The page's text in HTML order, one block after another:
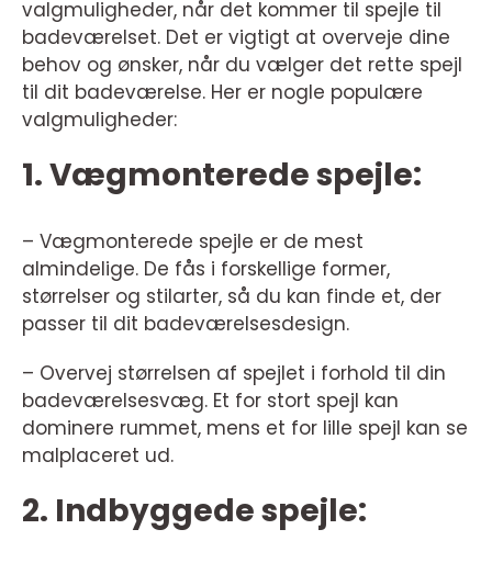
valgmuligheder, når det kommer til spejle til
badeværelset. Det er vigtigt at overveje dine
behov og ønsker, når du vælger det rette spejl
til dit badeværelse. Her er nogle populære
valgmuligheder:
1. Vægmonterede spejle:
– Vægmonterede spejle er de mest
almindelige. De fås i forskellige former,
størrelser og stilarter, så du kan finde et, der
passer til dit badeværelsesdesign.
– Overvej størrelsen af spejlet i forhold til din
badeværelsesvæg. Et for stort spejl kan
dominere rummet, mens et for lille spejl kan se
malplaceret ud.
2. Indbyggede spejle: